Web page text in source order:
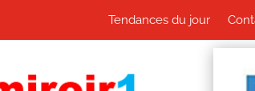
Tendances du jour